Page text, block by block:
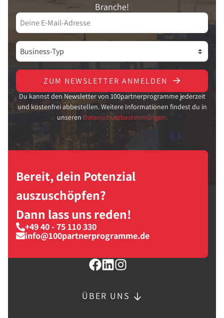
Branche!
ZUM NEWSLETTER ANMELDEN
Du kannst den Newsletter von 100partnerprogramme jederzeit
und kostenfrei abbestellen. Weitere Informationen findest du in
unseren Datenschutzbestimmungen.
Bereit, dein Potenzial
auszuschöpfen?
Dann lass uns reden!
+49 40 - 75 110 330
info@100partnerprogramme.de
ÜBER UNS